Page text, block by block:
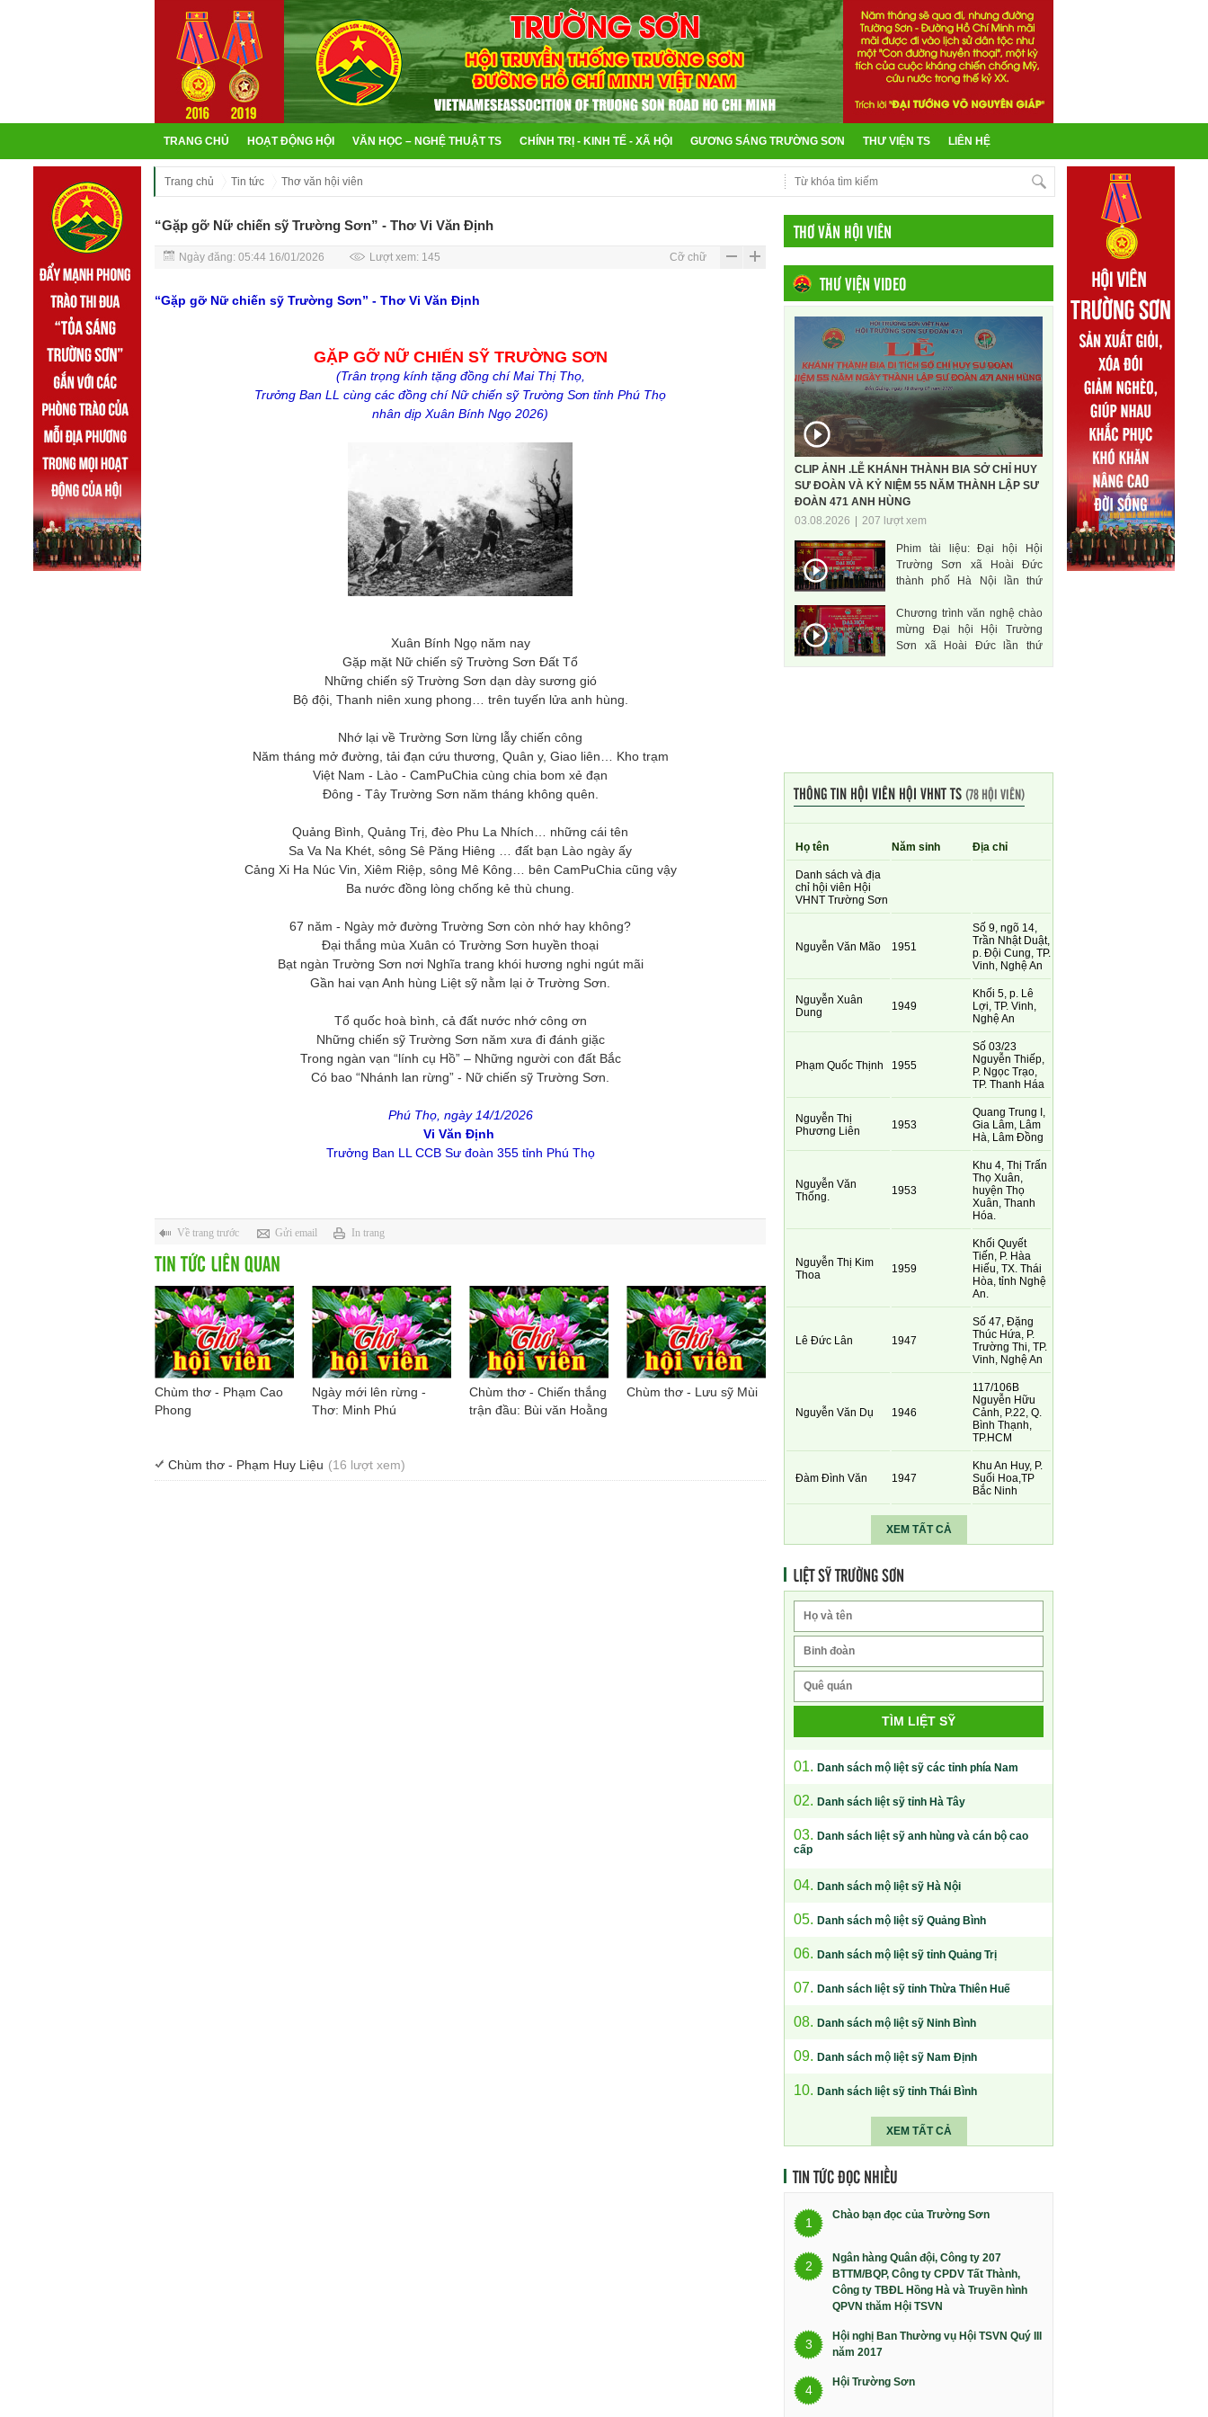
TRANG CHỦ HOẠT ĐỘNG HỘI VĂN HỌC – NGHỆ THUẬT TS CHÍNH TRỊ - KINH TẾ - XÃ HỘI GƯƠNG SÁNG TRƯỜNG SƠN THƯ VIỆN TS LIÊN HỆ
Trang chủ Tin tức Thơ văn hội viên
“Gặp gỡ Nữ chiến sỹ Trường Sơn” - Thơ Vi Văn Định
Ngày đăng: 05:44 16/01/2026 Lượt xem: 145 Cỡ chữ
“Gặp gỡ Nữ chiến sỹ Trường Sơn” - Thơ Vi Văn Định
GẶP GỠ NỮ CHIẾN SỸ TRƯỜNG SƠN
(Trân trọng kính tặng đồng chí Mai Thị Thọ,
Trưởng Ban LL cùng các đồng chí Nữ chiến sỹ Trường Sơn tỉnh Phú Thọ
nhân dịp Xuân Bính Ngọ 2026)
Xuân Bính Ngọ năm nay
Gặp mặt Nữ chiến sỹ Trường Sơn Đất Tổ
Những chiến sỹ Trường Sơn dạn dày sương gió
Bộ đội, Thanh niên xung phong… trên tuyến lửa anh hùng.
Nhớ lại về Trường Sơn lừng lẫy chiến công
Năm tháng mở đường, tải đạn cứu thương, Quân y, Giao liên… Kho trạm
Việt Nam - Lào - CamPuChia cùng chia bom xẻ đạn
Đông - Tây Trường Sơn năm tháng không quên.
Quảng Bình, Quảng Trị, đèo Phu La Nhích… những cái tên
Sa Va Na Khét, sông Sê Păng Hiêng … đất bạn Lào ngày ấy
Cảng Xi Ha Núc Vin, Xiêm Riệp, sông Mê Kông… bên CamPuChia cũng vậy
Ba nước đồng lòng chống kẻ thù chung.
67 năm - Ngày mở đường Trường Sơn còn nhớ hay không?
Đại thắng mùa Xuân có Trường Sơn huyền thoại
Bạt ngàn Trường Sơn nơi Nghĩa trang khói hương nghi ngút mãi
Gần hai vạn Anh hùng Liệt sỹ nằm lại ở Trường Sơn.
Tổ quốc hoà bình, cả đất nước nhớ công ơn
Những chiến sỹ Trường Sơn năm xưa đi đánh giặc
Trong ngàn vạn “lính cụ Hồ” – Những người con đất Bắc
Có bao “Nhánh lan rừng” - Nữ chiến sỹ Trường Sơn.
Phú Thọ, ngày 14/1/2026
Vi Văn Định
Trưởng Ban LL CCB Sư đoàn 355 tỉnh Phú Thọ
Về trang trước Gửi email In trang
TIN TỨC LIÊN QUAN
Chùm thơ - Phạm Cao
Phong
Ngày mới lên rừng -
Thơ: Minh Phú
Chùm thơ - Chiến thắng
trận đầu: Bùi văn Hoằng
Chùm thơ - Lưu sỹ Mùi
Chùm thơ - Phạm Huy Liệu (16 lượt xem)
THƠ VĂN HỘI VIÊN
THƯ VIỆN VIDEO
CLIP ẢNH .LỄ KHÁNH THÀNH BIA SỞ CHỈ HUY
SƯ ĐOÀN VÀ KỶ NIỆM 55 NĂM THÀNH LẬP SƯ
ĐOÀN 471 ANH HÙNG
03.08.2026
207 lượt xem
Phim tài liệu: Đại hội Hội
Trường Sơn xã Hoài Đức
thành phố Hà Nội lần thứ
Chương trình văn nghệ chào
mừng Đại hội Hội Trường
Sơn xã Hoài Đức lần thứ
THÔNG TIN HỘI VIÊN HỘI VHNT TS(78 HỘI VIÊN)
Họ tên Năm sinh Địa chỉ
Danh sách và địa
chỉ hội viên Hội
VHNT Trường Sơn
Nguyễn Văn Mão 1951
Số 9, ngõ 14,
Trần Nhật Duật,
p. Đội Cung, TP.
Vinh, Nghệ An
Nguyễn Xuân
Dung
1949
Khối 5, p. Lê
Lợi, TP. Vinh,
Nghệ An
Phạm Quốc Thịnh 1955
Số 03/23
Nguyễn Thiếp,
P. Ngọc Trạo,
TP. Thanh Háa
Nguyễn Thị
Phương Liên
1953
Quang Trung I,
Gia Lâm, Lâm
Hà, Lâm Đồng
Nguyễn Văn
Thống.
1953
Khu 4, Thị Trấn
Thọ Xuân,
huyện Thọ
Xuân, Thanh
Hóa.
Nguyễn Thị Kim
Thoa
1959
Khối Quyết
Tiến, P. Hàa
Hiếu, TX. Thái
Hòa, tỉnh Nghệ
An.
Lê Đức Lân 1947
Số 47, Đặng
Thúc Hứa, P.
Trường Thi, TP.
Vinh, Nghệ An
Nguyễn Văn Dụ 1946
117/106B
Nguyễn Hữu
Cảnh, P.22, Q.
Bình Thạnh,
TP.HCM
Đàm Đình Văn 1947
Khu An Huy, P.
Suối Hoa,TP
Bắc Ninh
XEM TẤT CẢ
LIỆT SỸ TRƯỜNG SƠN
TÌM LIỆT SỸ
01. Danh sách mộ liệt sỹ các tỉnh phía Nam
02. Danh sách liệt sỹ tỉnh Hà Tây
03. Danh sách liệt sỹ anh hùng và cán bộ cao
cấp
04. Danh sách mộ liệt sỹ Hà Nội
05. Danh sách mộ liệt sỹ Quảng Bình
06. Danh sách mộ liệt sỹ tỉnh Quảng Trị
07. Danh sách liệt sỹ tỉnh Thừa Thiên Huế
08. Danh sách mộ liệt sỹ Ninh Bình
09. Danh sách mộ liệt sỹ Nam Định
10. Danh sách liệt sỹ tỉnh Thái Bình
XEM TẤT CẢ
TIN TỨC ĐỌC NHIỀU
1
Chào bạn đọc của Trường Sơn
2
Ngân hàng Quân đội, Công ty 207
BTTM/BQP, Công ty CPDV Tất Thành,
Công ty TBĐL Hồng Hà và Truyền hình
QPVN thăm Hội TSVN
3
Hội nghị Ban Thường vụ Hội TSVN Quý III
năm 2017
4
Hội Trường Sơn